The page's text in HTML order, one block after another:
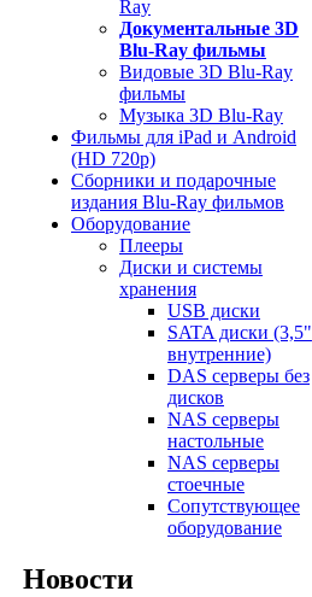
Ray
Документальные 3D
Blu-Ray фильмы
Видовые 3D Blu-Ray
фильмы
Музыка 3D Blu-Ray
Фильмы для iPad и Android
(HD 720p)
Сборники и подарочные
издания Blu-Ray фильмов
Оборудование
Плееры
Диски и системы
хранения
USB диски
SATA диски (3,5"
внутренние)
DAS серверы без
дисков
NAS серверы
настольные
NAS серверы
стоечные
Сопутствующее
оборудование
Новости